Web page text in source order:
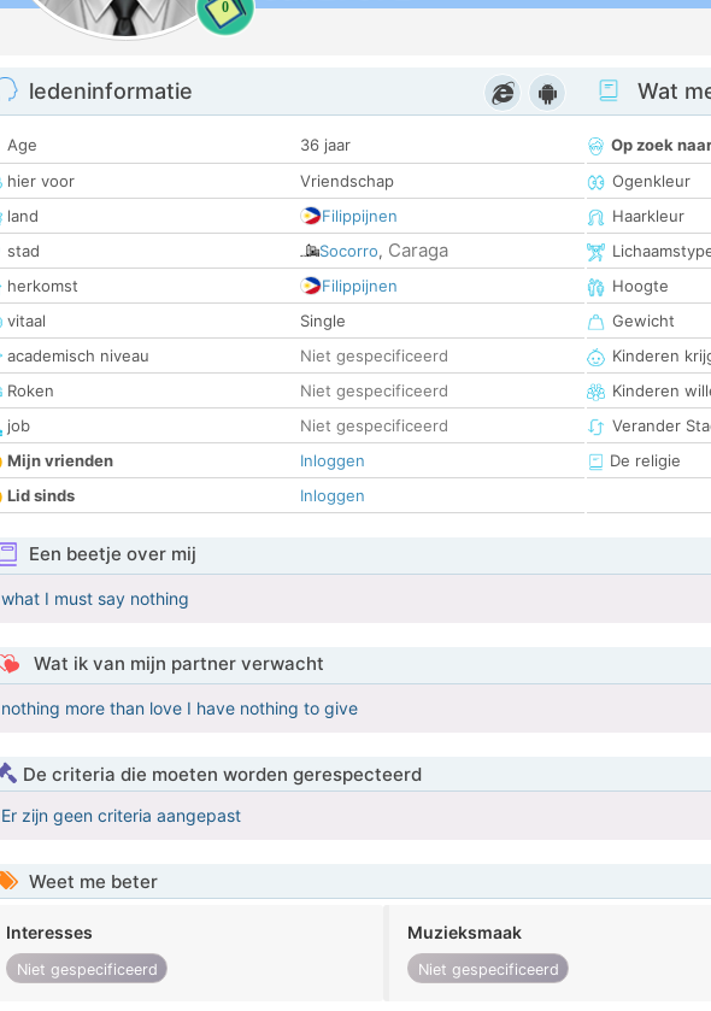
0
ledeninformatie
Age
36 jaar
hier voor
Vriendschap
land
Filippijnen
stad
Socorro, Caraga
herkomst
Filippijnen
vitaal
Single
academisch niveau
Niet gespecificeerd
Roken
Niet gespecificeerd
job
Niet gespecificeerd
Mijn vrienden
Inloggen
Lid sinds
Inloggen
Wat
Op zoek naar
Ogenkleur
Haarkleur
Hoogte
Gewicht
Kinderen
Kinderen
Verander
De religie
Een beetje over mij
what I must say nothing
Wat ik van mijn partner verwacht
nothing more than love I have nothing to give
De criteria die moeten worden gerespecteerd
Er zijn geen criteria aangepast
Weet me beter
Interesses
Niet gespecificeerd
Muzieksmaak
Niet gespecificeerd